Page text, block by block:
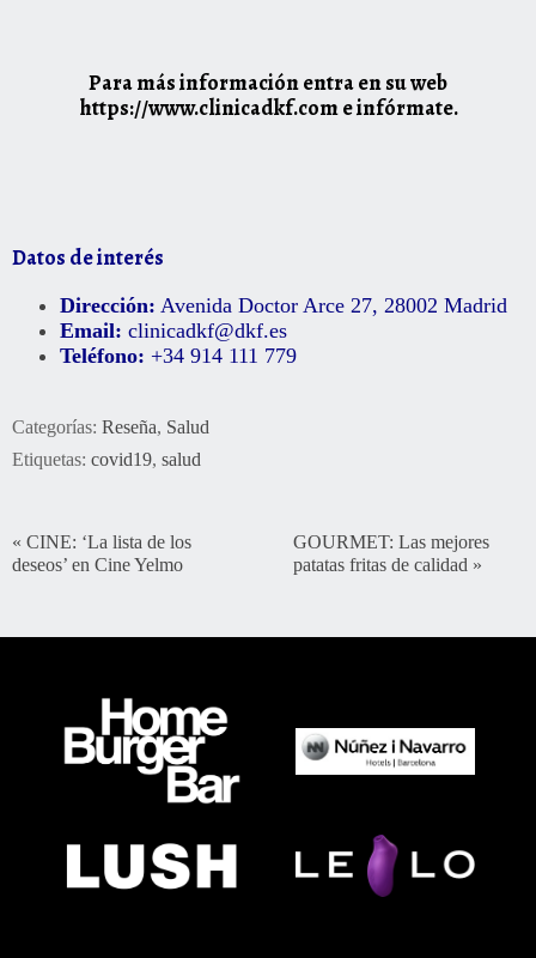
Para más información entra en su web
https://www.clinicadkf.come infórmate.
Datos de interés
Dirección: Avenida Doctor Arce 27, 28002 Madrid
Email: clinicadkf@dkf.es
Teléfono: +34 914 111 779
Categorías: Reseña, Salud
Etiquetas: covid19, salud
« CINE: ‘La lista de los
deseos’ en Cine Yelmo
GOURMET: Las mejores
patatas fritas de calidad »